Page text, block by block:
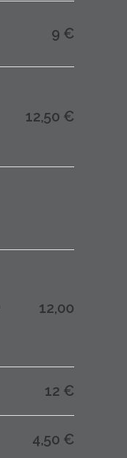
9 €
12,50 €
12,00
12 €
4,50 €